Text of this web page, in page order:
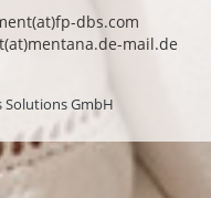
dbs.com
mail.de
Solutions GmbH